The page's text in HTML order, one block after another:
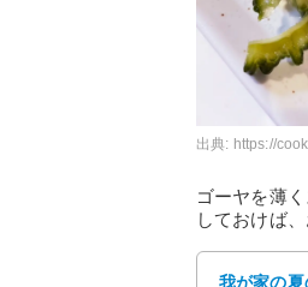
出典: https://
ゴーヤを薄
しておけば
我が家の